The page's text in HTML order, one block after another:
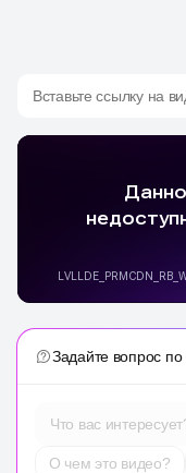
Вставьте ссылку на
Задайте вопрос по
Что вас
О чем это видео?